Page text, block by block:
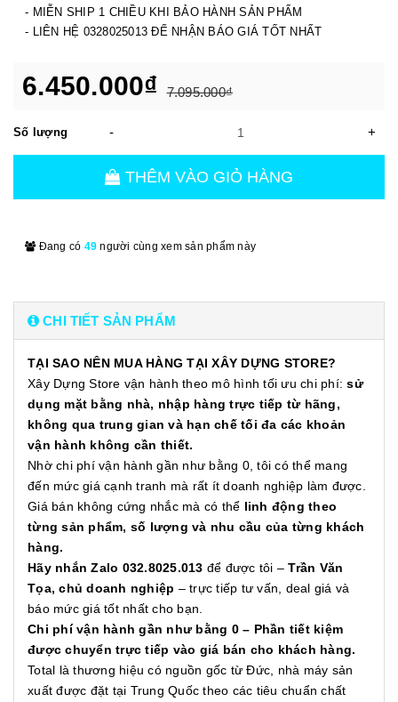
- MIỄN SHIP 1 CHIỀU KHI BẢO HÀNH SẢN PHẨM
- LIÊN HỆ 0328025013 ĐỂ NHẬN BÁO GIÁ TỐT NHẤT
6.450.000₫ 7.095.000₫
Số lượng - +
THÊM VÀO GIỎ HÀNG
Đang có 49 người cùng xem sản phẩm này
CHI TIẾT SẢN PHẨM
TẠI SAO NÊN MUA HÀNG TẠI XÂY DỰNG STORE?
Xây Dựng Store vận hành theo mô hình tối ưu chi phí:sử
dụng mặt bằng nhà, nhập hàng trực tiếp từ hãng,
không qua trung gian và hạn chế tối đa các khoản
vận hành không cần thiết.
Nhờ chi phí vận hành gần như bằng 0, tôi có thể mang
đến mức giá cạnh tranh mà rất ít doanh nghiệp làm được.
Giá bán không cứng nhắc mà có thể linh động theo
từng sản phẩm, số lượng và nhu cầu của từng khách
hàng.
Hãy nhắn Zalo 032.8025.013 để được tôi –Trần Văn
Tọa, chủ doanh nghiệp – trực tiếp tư vấn, deal giá và
báo mức giá tốt nhất cho bạn.
Chi phí vận hành gần như bằng 0 – Phần tiết kiệm
được chuyển trực tiếp vào giá bán cho khách hàng.
Total là thương hiệu có nguồn gốc từ Đức, nhà máy sản
xuất được đặt tại Trung Quốc theo các tiêu chuẩn chất